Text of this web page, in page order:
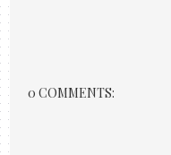
0 COMMENTS: